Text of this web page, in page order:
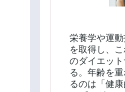
栄養学や運
を取得し、
のダイエッ
る。年齢を
るのは「健